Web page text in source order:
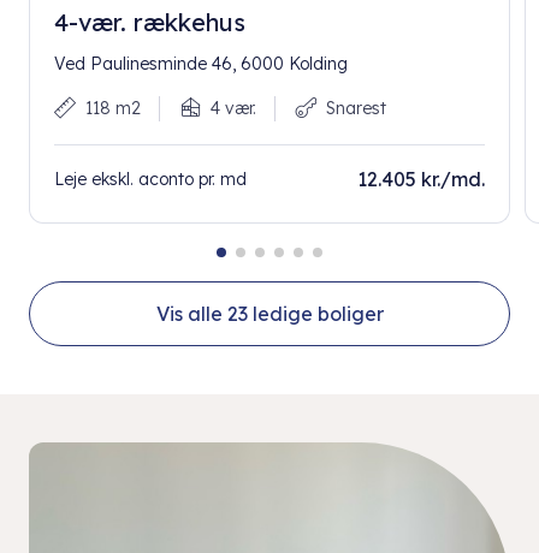
4-vær. rækkehus
Ved Paulinesminde 46, 6000 Kolding
118 m2 4 vær. Snarest
Leje ekskl. aconto pr. md 12.405 kr./md.
Vis alle 23ledige boliger